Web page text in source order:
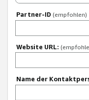
Partner-ID (empfohlen)
Website URL:
Name der